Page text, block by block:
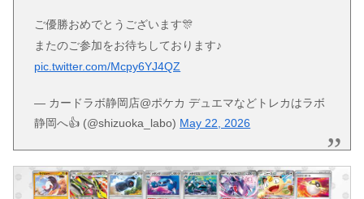
ご優勝おめでとうございます🎊
またのご参加をお待ちしております♪
pic.twitter.com/Mcpy6YJ4QZ
— カードラボ静岡店@ポケカ デュエマなどトレカはラボ
静岡へ👍️ (@shizuoka_labo) May 22, 2026